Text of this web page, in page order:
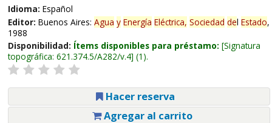
Idioma: Español
Editor: Buenos Aires: Agua y Energía Eléctrica, Sociedad del Estado,
1988
Disponibilidad: Ítems disponibles para préstamo: Signatura
topográfica: 621.374.5/A282/v.4 (1).
Hacer reserva
Agregar al carrito